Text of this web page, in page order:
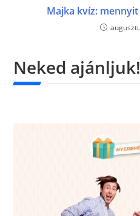
Majka kvíz:
Neked ajánljuk!